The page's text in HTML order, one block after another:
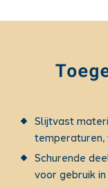
Slijtvast
temperaturen,
Schurende
voor gebruik in